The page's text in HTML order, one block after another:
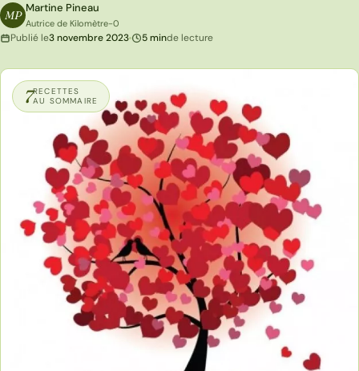
MP
Martine Pineau
Autrice de Kilomètre-0
Publié le3 novembre 2023 5 minde lecture
7RECETTES
AU SOMMAIRE